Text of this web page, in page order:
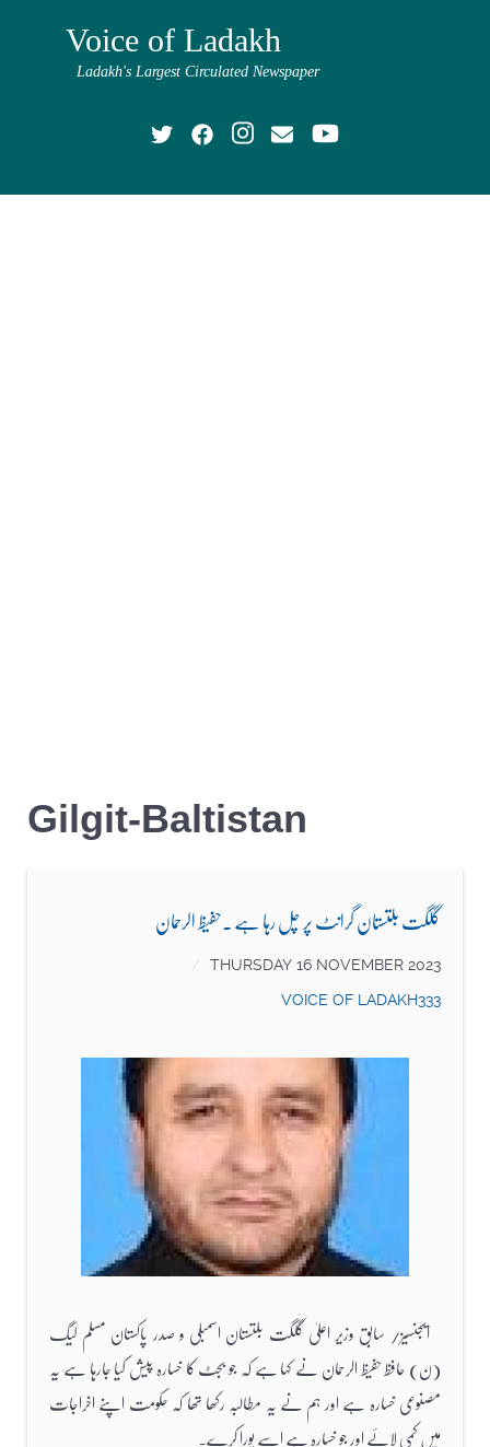
Voice of Ladakh
Ladakh's Largest Circulated Newspaper
Gilgit-Baltistan
گلگت بلتستان گرانٹ پر چل رہا ہے .حفیظ الرحمان
THURSDAY 16 NOVEMBER 2023
VOICE OF LADAKH333
ایجنسیز/ سابق وزیر اعلیٰ گلگت بلتستان اسمبلی و صدر پاکستان مسلم لیگ
(ن) حافظ حفیظ الرحمان نے کہا ہے کہ جو بجٹ کا خسارہ پیش کیا جارہا ہے یہ
مصنوعی خسارہ ہے اور ہم نے یہ مطالبہ رکھا تھا کہ حکومت اپنے اخراجات
میں کمی لائے اور جو خسارہ ہے اسے پورا کرے.